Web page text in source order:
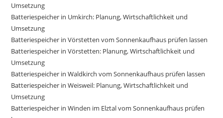
Umsetzung
Batteriespeicher in Umkirch: Planung, Wirtschaftlichkeit und
Umsetzung
Batteriespeicher in Vörstetten vom Sonnenkaufhaus prüfen lassen
Batteriespeicher in Vörstetten: Planung, Wirtschaftlichkeit und
Umsetzung
Batteriespeicher in Waldkirch vom Sonnenkaufhaus prüfen lassen
Batteriespeicher in Weisweil: Planung, Wirtschaftlichkeit und
Umsetzung
Batteriespeicher in Winden im Elztal vom Sonnenkaufhaus prüfen